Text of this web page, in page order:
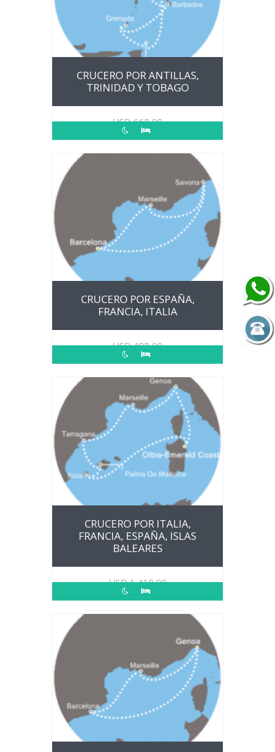
CRUCERO POR ANTILLAS,
TRINIDAD Y TOBAGO
USD668.00
CRUCERO POR ESPAÑA,
FRANCIA, ITALIA
USD408.00
CRUCERO POR ITALIA,
FRANCIA, ESPAÑA, ISLAS
BALEARES
USD1,418.00